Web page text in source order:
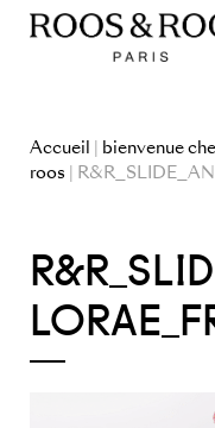
Accueil | bienvenue
roos |